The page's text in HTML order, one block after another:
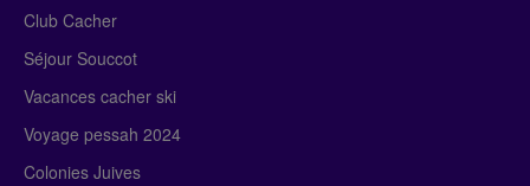
Club Cacher
Séjour Souccot
Vacances cacher ski
Voyage pessah 2024
Colonies Juives